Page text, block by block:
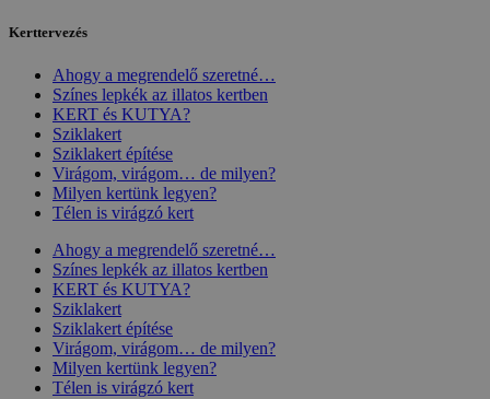
Kerttervezés
Ahogy a megrendelő szeretné…
Színes lepkék az illatos kertben
KERT és KUTYA?
Sziklakert
Sziklakert építése
Virágom, virágom… de milyen?
Milyen kertünk legyen?
Télen is virágzó kert
Ahogy a megrendelő szeretné…
Színes lepkék az illatos kertben
KERT és KUTYA?
Sziklakert
Sziklakert építése
Virágom, virágom… de milyen?
Milyen kertünk legyen?
Télen is virágzó kert